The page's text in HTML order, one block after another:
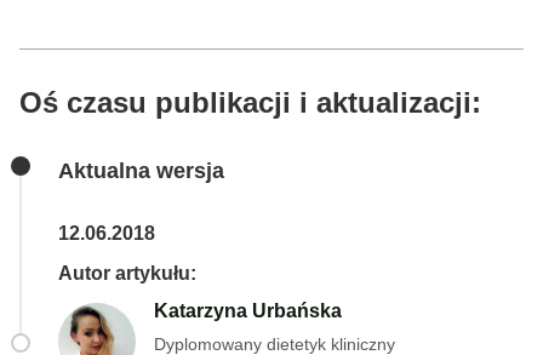
Oś czasu publikacji i aktualizacji:
Aktualna wersja
12.06.2018
Autor artykułu:
Katarzyna Urbańska
Dyplomowany dietetyk kliniczny